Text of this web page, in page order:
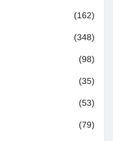
(162)
(348)
(98)
(35)
(53)
(79)